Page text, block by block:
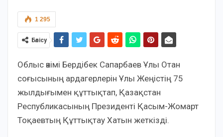
1 295
Бөлісу
Облыс әкімі Бердібек Сапарбаев Ұлы Отан
соғысының ардагерлерін Ұлы Жеңістің 75
жылдығымен құттықтап, Қазақстан
Республикасының Президенті Қасым-Жомарт
Тоқаевтың Құттықтау Хатын жеткізді.